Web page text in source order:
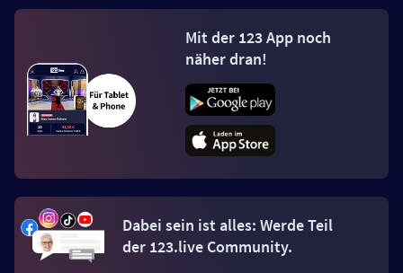
Mit der 123 App noch
näher dran!
Dabei sein ist alles: Werde Teil
der 123.live Community.